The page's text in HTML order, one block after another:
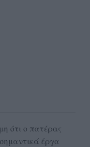
ότι ο πατέρας
έργα